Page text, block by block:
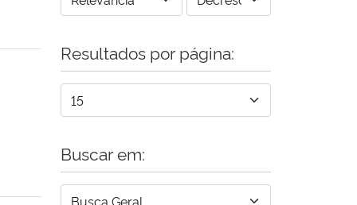
Resultados por página:
Buscar em: